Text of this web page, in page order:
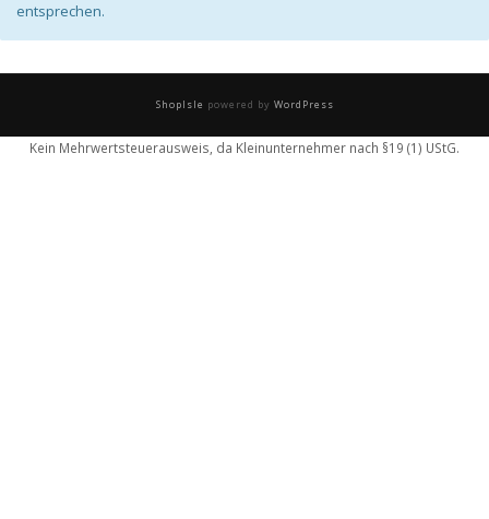
entsprechen.
ShopIsle powered by WordPress
Kein Mehrwertsteuerausweis, da Kleinunternehmer nach §19 (1) UStG.